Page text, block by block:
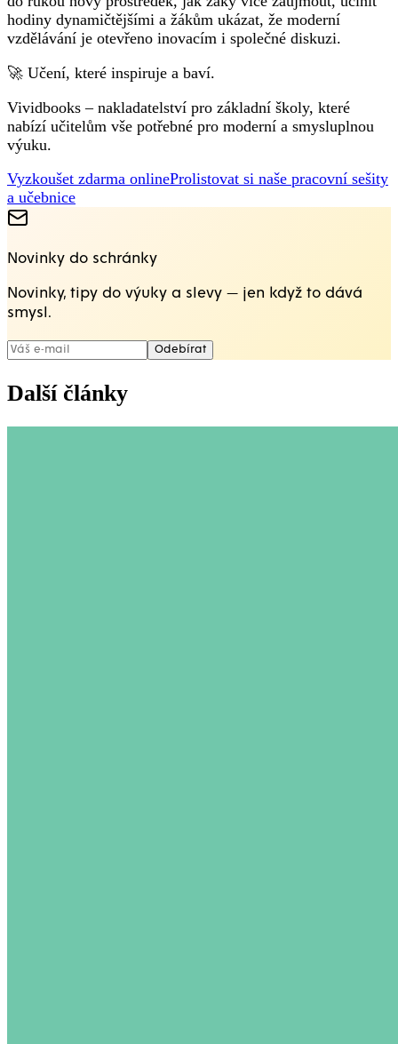
hodiny dynamičtějšími a žákům ukázat, že moderní
vzdělávání je otevřeno inovacím i společné diskuzi.
🚀 Učení, které inspiruje a baví.
Vividbooks – nakladatelství pro základní školy, které
nabízí učitelům vše potřebné pro moderní a smysluplnou
výuku.
Vyzkoušet zdarma onlineProlistovat si naše pracovní sešity
a učebnice
Novinky do schránky
Novinky, tipy do výuky a slevy — jen když to dává
smysl.
Odebírat
Další články